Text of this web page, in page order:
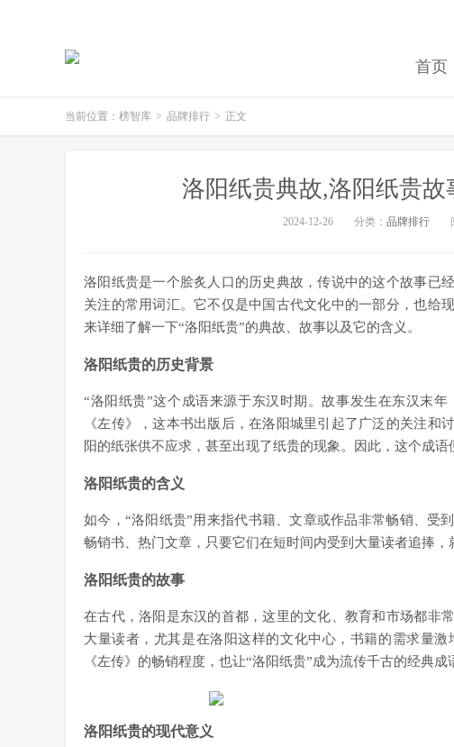
首页
当前位置： 榜智库 > 品牌排行 > 正文
洛阳纸贵典故,洛阳纸贵
2024-12-26 分类： 品牌排行
洛阳纸贵是一个脍炙人口的历史典故，传说中的这个故事已
关注的常用词汇。它不仅是中国古代文化中的一部分，也给
来详细了解一下“洛阳纸贵”的典故、故事以及它的含义。
洛阳纸贵的历史背景
“洛阳纸贵”这个成语来源于东汉时期。故事发生在东汉末
《左传》，这本书出版后，在洛阳城里引起了广泛的关注
阳的纸张供不应求，甚至出现了纸贵的现象。因此，这个成
洛阳纸贵的含义
如今，“洛阳纸贵”用来指代书籍、文章或作品非常畅销、受
畅销书、热门文章，只要它们在短时间内受到大量读者追捧，
洛阳纸贵的故事
在古代，洛阳是东汉的首都，这里的文化、教育和市场都非
大量读者，尤其是在洛阳这样的文化中心，书籍的需求量
《左传》的畅销程度，也让“洛阳纸贵”成为流传千古的经典成
洛阳纸贵的现代意义